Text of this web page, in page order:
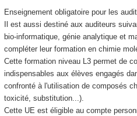
Enseignement obligatoire pour les
Il est aussi destiné aux auditeurs
bio-informatique, génie analytique et
compléter leur formation en chimie
Cette formation niveau L3 permet de
indispensables aux élèves engagés
confronté à l'utilisation de composés
toxicité, substitution...).
Cette UE est éligible au compte